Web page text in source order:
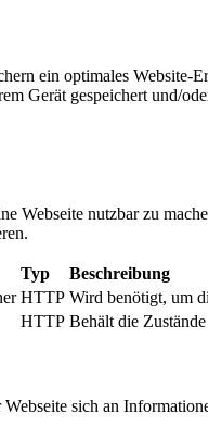
ein optimales
Gerät gespeichert und/
Webseite nutzbar zu
Typ Beschreibung
HTTP Wird benötigt, um
HTTP Behält die
sich an